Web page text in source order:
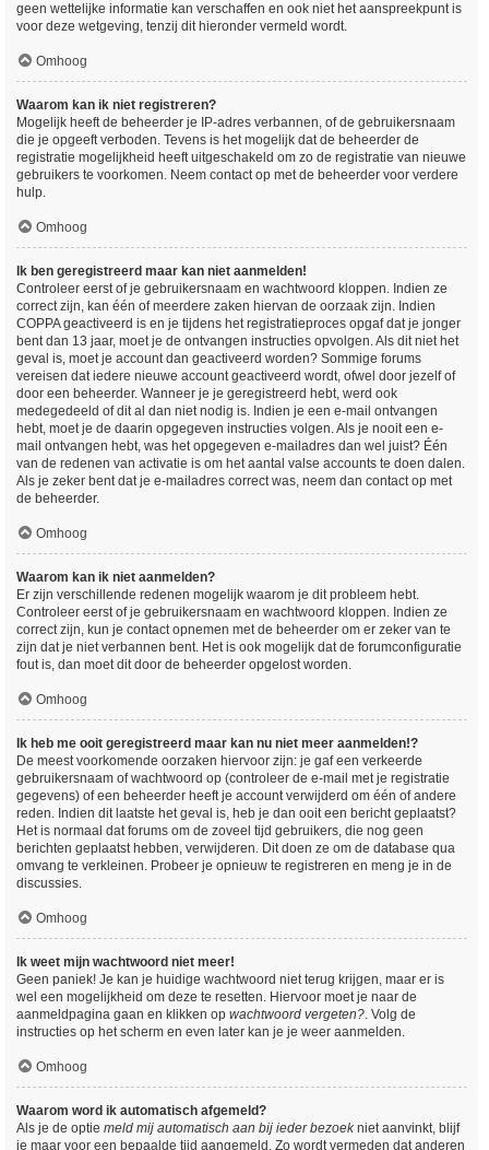
geen wettelijke informatie kan verschaffen en ook niet het aanspreekpunt is
voor deze wetgeving, tenzij dit hieronder vermeld wordt.
Omhoog
Waarom kan ik niet registreren?
Mogelijk heeft de beheerder je IP-adres verbannen, of de gebruikersnaam
die je opgeeft verboden. Tevens is het mogelijk dat de beheerder de
registratie mogelijkheid heeft uitgeschakeld om zo de registratie van nieuwe
gebruikers te voorkomen. Neem contact op met de beheerder voor verdere
hulp.
Omhoog
Ik ben geregistreerd maar kan niet aanmelden!
Controleer eerst of je gebruikersnaam en wachtwoord kloppen. Indien ze
correct zijn, kan één of meerdere zaken hiervan de oorzaak zijn. Indien
COPPA geactiveerd is en je tijdens het registratieproces opgaf dat je jonger
bent dan 13 jaar, moet je de ontvangen instructies opvolgen. Als dit niet het
geval is, moet je account dan geactiveerd worden? Sommige forums
vereisen dat iedere nieuwe account geactiveerd wordt, ofwel door jezelf of
door een beheerder. Wanneer je je geregistreerd hebt, werd ook
medegedeeld of dit al dan niet nodig is. Indien je een e-mail ontvangen
hebt, moet je de daarin opgegeven instructies volgen. Als je nooit een e-
mail ontvangen hebt, was het opgegeven e-mailadres dan wel juist? Één
van de redenen van activatie is om het aantal valse accounts te doen dalen.
Als je zeker bent dat je e-mailadres correct was, neem dan contact op met
de beheerder.
Omhoog
Waarom kan ik niet aanmelden?
Er zijn verschillende redenen mogelijk waarom je dit probleem hebt.
Controleer eerst of je gebruikersnaam en wachtwoord kloppen. Indien ze
correct zijn, kun je contact opnemen met de beheerder om er zeker van te
zijn dat je niet verbannen bent. Het is ook mogelijk dat de forumconfiguratie
fout is, dan moet dit door de beheerder opgelost worden.
Omhoog
Ik heb me ooit geregistreerd maar kan nu niet meer aanmelden!?
De meest voorkomende oorzaken hiervoor zijn: je gaf een verkeerde
gebruikersnaam of wachtwoord op (controleer de e-mail met je registratie
gegevens) of een beheerder heeft je account verwijderd om één of andere
reden. Indien dit laatste het geval is, heb je dan ooit een bericht geplaatst?
Het is normaal dat forums om de zoveel tijd gebruikers, die nog geen
berichten geplaatst hebben, verwijderen. Dit doen ze om de database qua
omvang te verkleinen. Probeer je opnieuw te registreren en meng je in de
discussies.
Omhoog
Ik weet mijn wachtwoord niet meer!
Geen paniek! Je kan je huidige wachtwoord niet terug krijgen, maar er is
wel een mogelijkheid om deze te resetten. Hiervoor moet je naar de
aanmeldpagina gaan en klikken op wachtwoord vergeten?. Volg de
instructies op het scherm en even later kan je je weer aanmelden.
Omhoog
Waarom word ik automatisch afgemeld?
Als je de optie meld mij automatisch aan bij ieder bezoekniet aanvinkt, blijf
je maar voor een bepaalde tijd aangemeld. Zo wordt vermeden dat anderen